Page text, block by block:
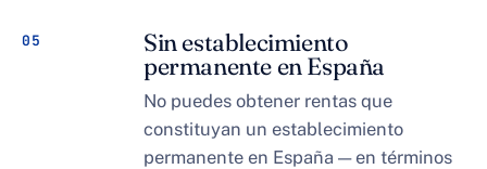
05 Sin establecimiento
permanente en España
No puedes obtener rentas que
constituyan un establecimiento
permanente en España — en términos